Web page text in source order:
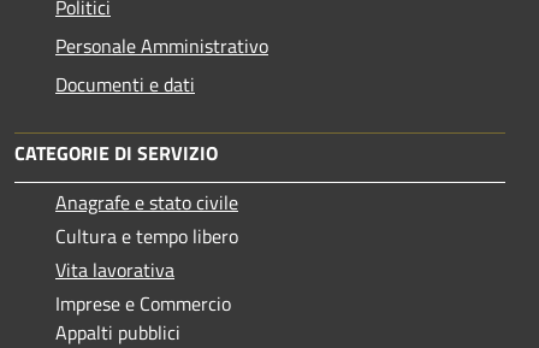
Politici
Personale Amministrativo
Documenti e dati
CATEGORIE DI SERVIZIO
Anagrafe e stato civile
Cultura e tempo libero
Vita lavorativa
Imprese e Commercio
Appalti pubblici